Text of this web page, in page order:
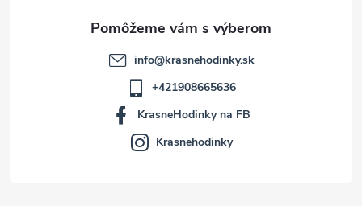
info@krasnehodinky.sk
+421908665636
KrasneHodinky na FB
Krasnehodinky